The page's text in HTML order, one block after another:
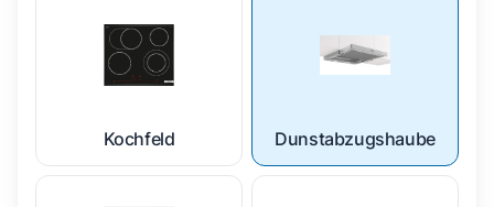
Kochfeld Dunstabzugshaube